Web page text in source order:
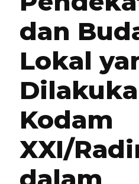
dan
Lokal
Kodam
XXI/